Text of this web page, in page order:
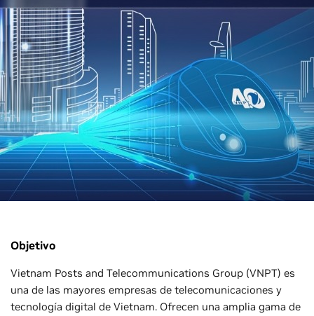
Objetivo
Vietnam Posts and Telecommunications Group (VNPT) es
una de las mayores empresas de telecomunicaciones y
tecnología digital de Vietnam. Ofrecen una amplia gama de